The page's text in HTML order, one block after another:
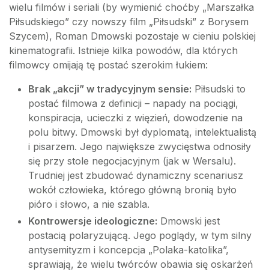
wielu filmów i seriali (by wymienić choćby „Marszałka
Piłsudskiego” czy nowszy film „Piłsudski” z Borysem
Szycem), Roman Dmowski pozostaje w cieniu polskiej
kinematografii. Istnieje kilka powodów, dla których
filmowcy omijają tę postać szerokim łukiem:
Brak „akcji” w tradycyjnym sensie: Piłsudski to
postać filmowa z definicji – napady na pociągi,
konspiracja, ucieczki z więzień, dowodzenie na
polu bitwy. Dmowski był dyplomatą, intelektualistą
i pisarzem. Jego największe zwycięstwa odnosiły
się przy stole negocjacyjnym (jak w Wersalu).
Trudniej jest zbudować dynamiczny scenariusz
wokół człowieka, którego główną bronią było
pióro i słowo, a nie szabla.
Kontrowersje ideologiczne: Dmowski jest
postacią polaryzującą. Jego poglądy, w tym silny
antysemityzm i koncepcja „Polaka-katolika”,
sprawiają, że wielu twórców obawia się oskarżeń